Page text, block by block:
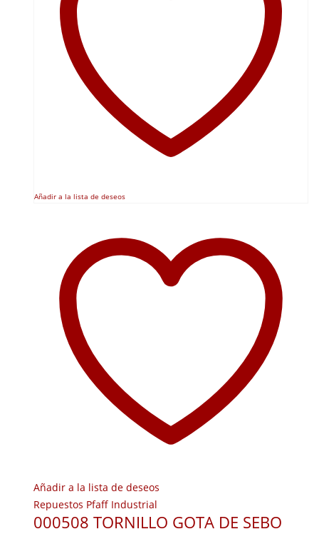
Añadir a la lista de deseos
Añadir a la lista de deseos
Repuestos Pfaff Industrial
000508 TORNILLO GOTA DE SEBO